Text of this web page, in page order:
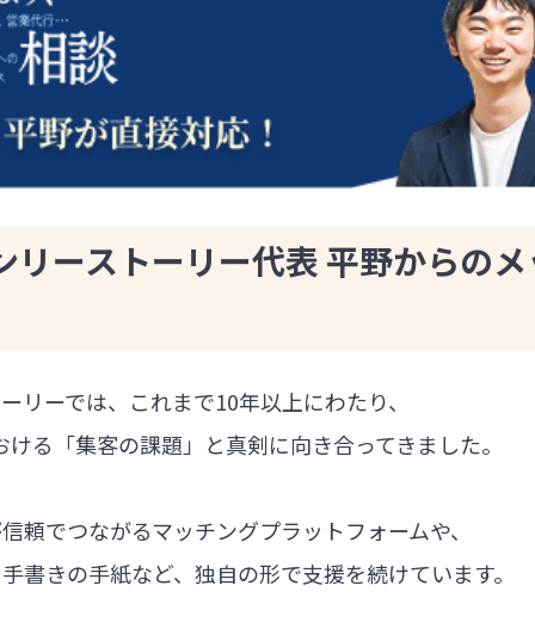
リーストーリー代表 平野からの
リーでは、これまで10年以上にわたり、
る「集客の課題」と真剣に向き合ってきました。
頼でつながるマッチングプラットフォームや、
書きの手紙など、独自の形で支援を続けています。